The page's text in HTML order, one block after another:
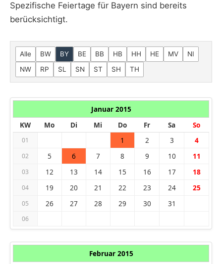
Spezifische Feiertage für Bayern sind bereits
berücksichtigt.
Alle BW BY BE BB HB HH HE MV
NI
NW
RP SL SN ST SH TH
Januar 2015
KW
Mo Di Mi Do Fr Sa So
01 1 2 3 4
02 5 6 7 8 9 10 11
03 12 13 14 15 16 17 18
04 19 20 21 22 23 24 25
05 26 27 28 29 30 31
06
Februar 2015